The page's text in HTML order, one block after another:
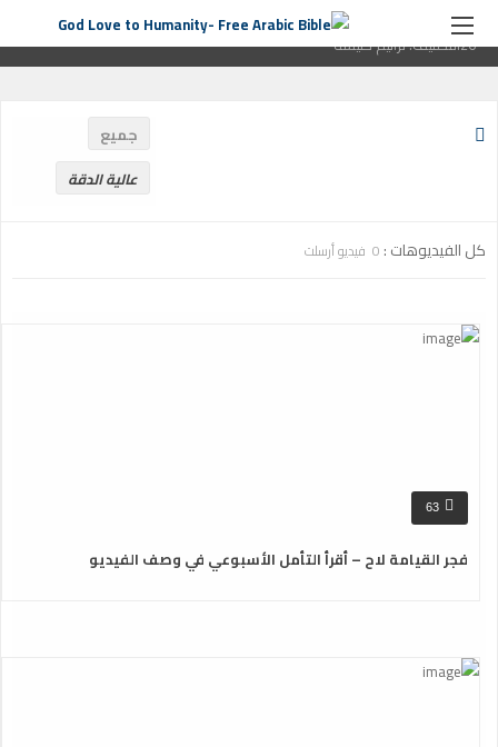
الصفحة الرئيسية ترانيم كنيسة التصنيف:ترانيم كنيسةصفحة
26التصنيف:
ترانيم كنيسة
جميع
عالية الدقة
كل الفيديوهات : 0 فيديو أرسلت
63
فجر القيامة لاح – أقرأ التأمل الأسبوعي في وصف الفيديو